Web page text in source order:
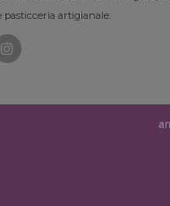
pasticceria artigianale.